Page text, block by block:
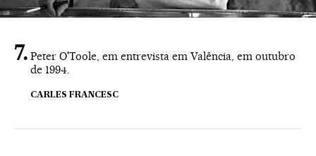
Peter O'Toole, em entrevista em Valência, em outubro
de 1994.
CARLES FRANCESC